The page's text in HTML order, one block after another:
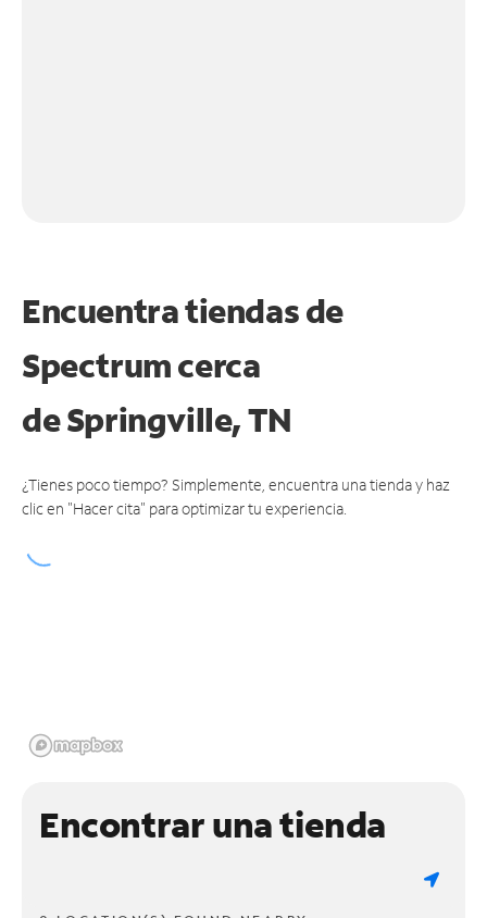
Encuentra tiendas de
Spectrum cerca
deSpringville, TN
¿Tienes poco tiempo? Simplemente, encuentra una tienda y haz
clic en "Hacer cita" para optimizar tu experiencia.
Encontrar una tienda